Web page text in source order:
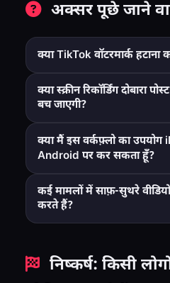
अक्सर पूछे जाने
क्या TikTok वॉटरमार्क हटाना
आपकी अपनी सामग्री और व्यक्तिगत
तौर पर सीधा है। तृतीय-पक्ष सामग्री
प्लेटफ़ॉर्म नियमों का पालन करें।
क्या स्क्रीन रिकॉर्डिंग दोबारा
बच जाएगी?
यह कुछ ओवरले छिपा सकता है, लेकिन
और मैन्युअल संपादन कार्य जोड़ता है।
पर साफ़ होते हैं।
क्या मैं इस वर्कफ़्लो का
Android पर कर सकता हूँ?
हाँ। ब्राउज़र-आधारित टूल अतिरिक्त
मोबाइल और डेस्कटॉप डिवाइसों पर
कई मामलों में साफ़-सुथरे वीडियो
करते हैं?
निष्कर्ष: किसी